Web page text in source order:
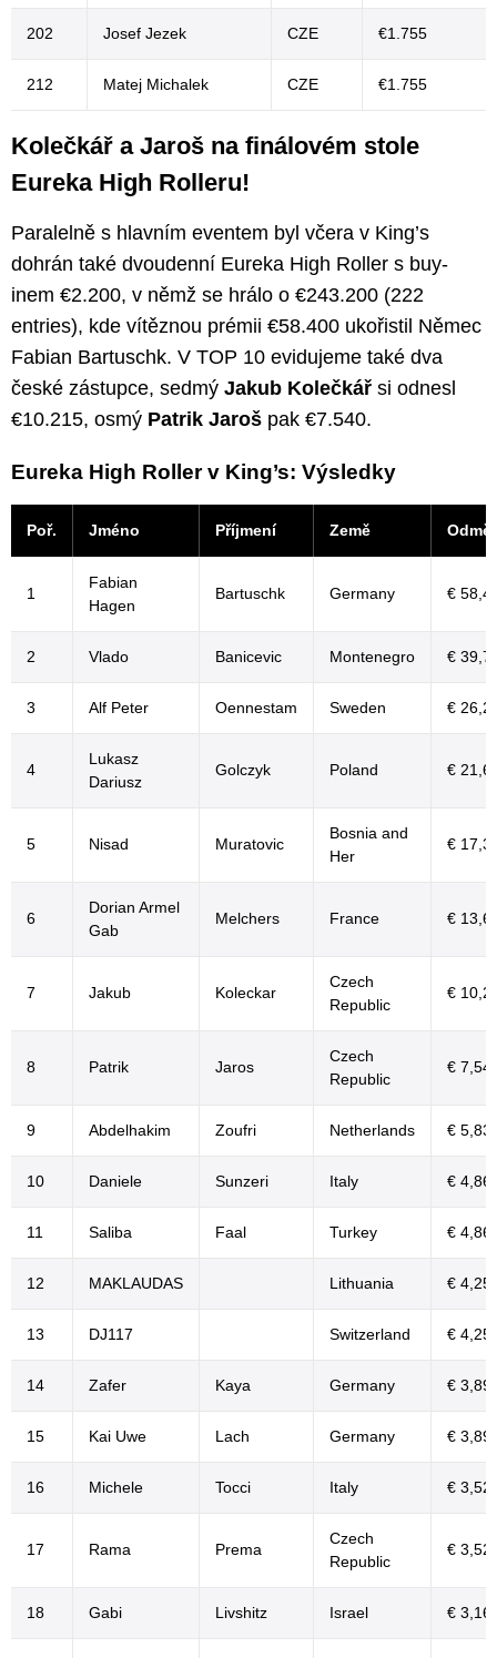
202 Josef Jezek CZE €1.755
212 Matej Michalek CZE €1.755
Kolečkář a Jaroš na finálovém stole
Eureka High Rolleru!
Paralelně s hlavním eventem byl včera v King’s
dohrán také dvoudenní Eureka High Roller s buy-
inem €2.200, v němž se hrálo o €243.200 (222
entries), kde vítěznou prémii €58.400 ukořistil Němec
Fabian Bartuschk. V TOP 10 evidujeme také dva
české zástupce, sedmý Jakub Kolečkář si odnesl
€10.215, osmý Patrik Jaroš pak €7.540.
Eureka High Roller v King’s: Výsledky
Poř. Jméno Příjmení Země
1
Fabian
Hagen
Bartuschk Germany €
2 Vlado Banicevic Montenegro €
3 Alf Peter Oennestam Sweden €
4
Lukasz
Dariusz
Golczyk Poland €
5 Nisad Muratovic
Bosnia and
Her
€
6
Dorian Armel
Gab
Melchers France €
7 Jakub Koleckar
Czech
Republic
€
8 Patrik Jaros
Czech
Republic
€
9 Abdelhakim Zoufri Netherlands €
10 Daniele Sunzeri Italy €
11 Saliba Faal Turkey €
12 MAKLAUDAS Lithuania €
13 DJ117 Switzerland €
14 Zafer Kaya Germany €
15 Kai Uwe Lach Germany €
16 Michele Tocci Italy €
17 Rama Prema
Czech
Republic
€
18 Gabi Livshitz Israel €